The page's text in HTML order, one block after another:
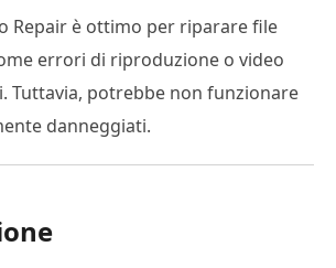
Repair è ottimo per riparare file
errori di riproduzione o video
Tuttavia, potrebbe non funzionare
danneggiati.